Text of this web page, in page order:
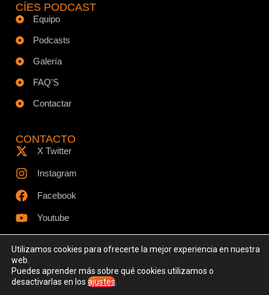
CÍES PODCAST
Equipo
Podcasts
Galería
FAQ'S
Contactar
CONTACTO
X Twitter
Instagram
Facebook
Youtube
© Todos los derechos reservados - www.ciespodcast.es
Utilizamos cookies para ofrecerte la mejor experiencia en nuestra
web.
Puedes aprender más sobre qué cookies utilizamos o
desactivarlas en los ajustes